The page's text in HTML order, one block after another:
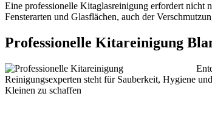
Eine professionelle Kitaglasreinigung erfordert nicht
Fensterarten und Glasflächen, auch der
Professionelle Kitareinigung
Reinigungsexperten steht für Sauberkeit, Hygiene
Kleinen zu schaffen